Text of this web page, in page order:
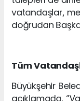
vatandaşlar,
doğrudan
Tüm
Büyükşehir
açıklamada,